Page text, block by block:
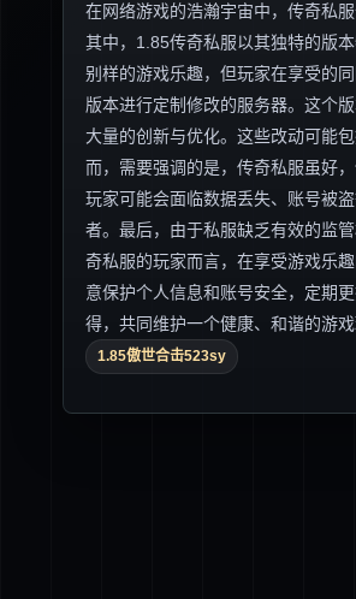
在网络游戏的浩瀚宇宙中，传奇私
其中，1.85传奇私服以其独特的版
别样的游戏乐趣，但玩家在享受的
版本进行定制修改的服务器。这个
大量的创新与优化。这些改动可能
而，需要强调的是，传奇私服虽好
玩家可能会面临数据丢失、账号被
者。最后，由于私服缺乏有效的监
奇私服的玩家而言，在享受游戏乐
意保护个人信息和账号安全，定期
得，共同维护一个健康、和谐的游戏
1.85傲世合击523sy